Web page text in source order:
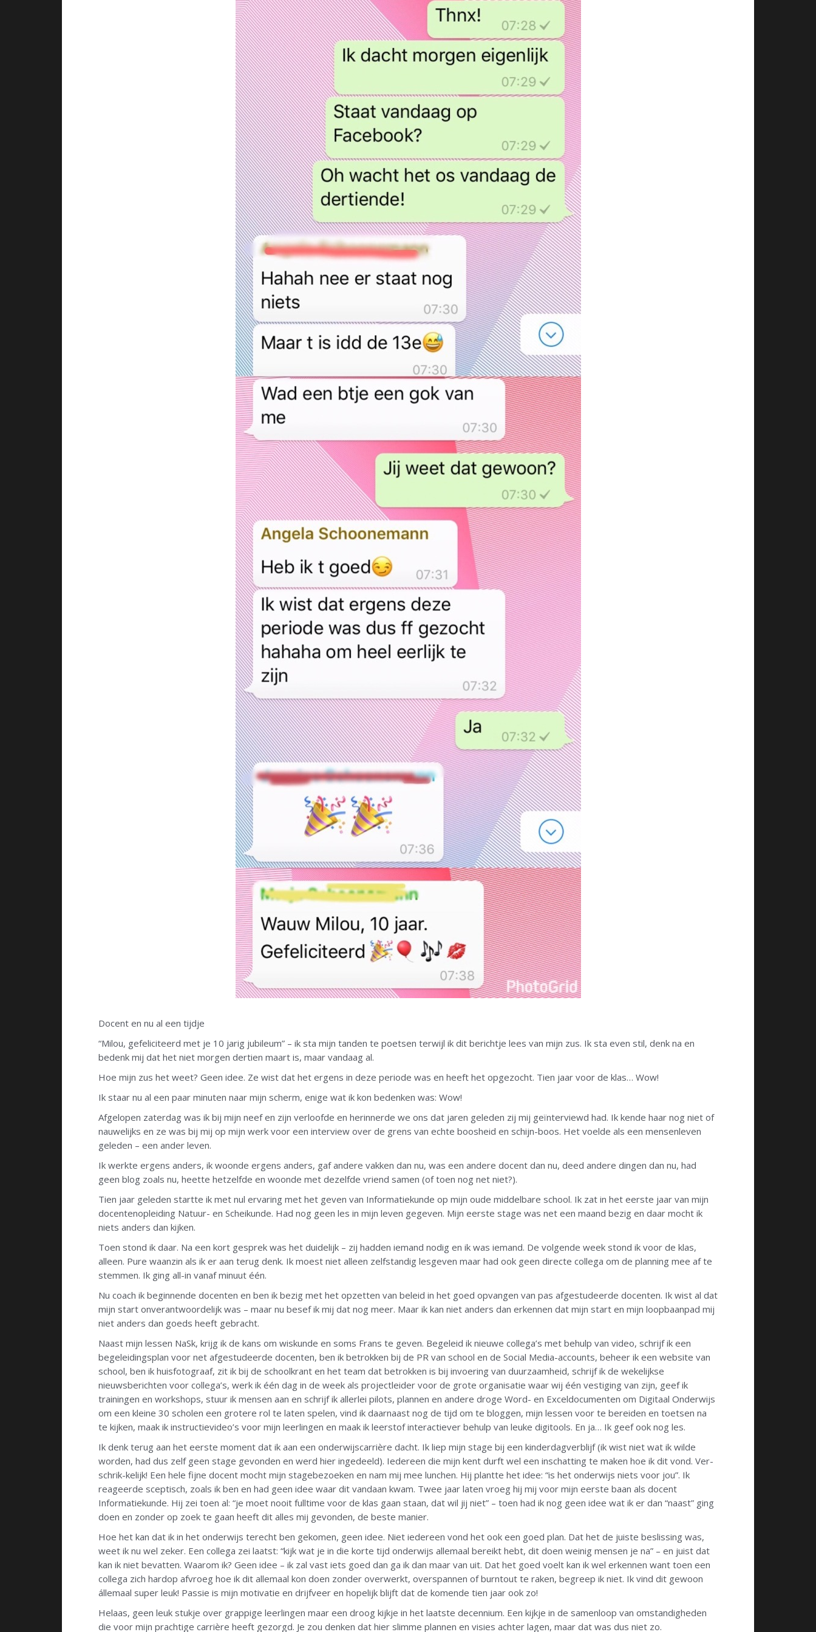
Docent en nu al een tijdje
“Milou, gefeliciteerd met je 10 jarig jubileum” – ik sta mijn tanden te poetsen terwijl ik dit berichtje lees van mijn zus. Ik sta even stil, denk na en
bedenk mij dat het niet morgen dertien maart is, maar vandaag al.
Hoe mijn zus het weet? Geen idee. Ze wist dat het ergens in deze periode was en heeft het opgezocht. Tien jaar voor de klas… Wow!
Ik staar nu al een paar minuten naar mijn scherm, enige wat ik kon bedenken was: Wow!
Afgelopen zaterdag was ik bij mijn neef en zijn verloofde en herinnerde we ons dat jaren geleden zij mij geïnterviewd had. Ik kende haar nog niet of
nauwelijks en ze was bij mij op mijn werk voor een interview over de grens van echte boosheid en schijn-boos. Het voelde als een mensenleven
geleden – een ander leven.
Ik werkte ergens anders, ik woonde ergens anders, gaf andere vakken dan nu, was een andere docent dan nu, deed andere dingen dan nu, had
geen blog zoals nu, heette hetzelfde en woonde met dezelfde vriend samen (of toen nog net niet?).
Tien jaar geleden startte ik met nul ervaring met het geven van Informatiekunde op mijn oude middelbare school. Ik zat in het eerste jaar van mijn
docentenopleiding Natuur- en Scheikunde. Had nog geen les in mijn leven gegeven. Mijn eerste stage was net een maand bezig en daar mocht ik
niets anders dan kijken.
Toen stond ik daar. Na een kort gesprek was het duidelijk – zij hadden iemand nodig en ik was iemand. De volgende week stond ik voor de klas,
alleen. Pure waanzin als ik er aan terug denk. Ik moest niet alleen zelfstandig lesgeven maar had ook geen directe collega om de planning mee af te
stemmen. Ik ging all-in vanaf minuut één.
Nu coach ik beginnende docenten en ben ik bezig met het opzetten van beleid in het goed opvangen van pas afgestudeerde docenten. Ik wist al dat
mijn start onverantwoordelijk was – maar nu besef ik mij dat nog meer. Maar ik kan niet anders dan erkennen dat mijn start en mijn loopbaanpad mij
niet anders dan goeds heeft gebracht.
Naast mijn lessen NaSk, krijg ik de kans om wiskunde en soms Frans te geven. Begeleid ik nieuwe collega’s met behulp van video, schrijf ik een
begeleidingsplan voor net afgestudeerde docenten, ben ik betrokken bij de PR van school en de Social Media-accounts, beheer ik een website van
school, ben ik huisfotograaf, zit ik bij de schoolkrant en het team dat betrokken is bij invoering van duurzaamheid, schrijf ik de wekelijkse
nieuwsberichten voor collega’s, werk ik één dag in de week als projectleider voor de grote organisatie waar wij één vestiging van zijn, geef ik
trainingen en workshops, stuur ik mensen aan en schrijf ik allerlei pilots, plannen en andere droge Word- en Exceldocumenten om Digitaal Onderwijs
om een kleine 30 scholen een grotere rol te laten spelen, vind ik daarnaast nog de tijd om te bloggen, mijn lessen voor te bereiden en toetsen na
te kijken, maak ik instructievideo’s voor mijn leerlingen en maak ik leerstof interactiever behulp van leuke digitools. En ja… Ik geef ook nog les.
Ik denk terug aan het eerste moment dat ik aan een onderwijscarrière dacht. Ik liep mijn stage bij een kinderdagverblijf (ik wist niet wat ik wilde
worden, had dus zelf geen stage gevonden en werd hier ingedeeld). Iedereen die mijn kent durft wel een inschatting te maken hoe ik dit vond. Ver-
schrik-kelijk! Een hele fijne docent mocht mijn stagebezoeken en nam mij mee lunchen. Hij plantte het idee: “is het onderwijs niets voor jou”. Ik
reageerde sceptisch, zoals ik ben en had geen idee waar dit vandaan kwam. Twee jaar laten vroeg hij mij voor mijn eerste baan als docent
Informatiekunde. Hij zei toen al: “je moet nooit fulltime voor de klas gaan staan, dat wil jij niet” – toen had ik nog geen idee wat ik er dan “naast” ging
doen en zonder op zoek te gaan heeft dit alles mij gevonden, de beste manier.
Hoe het kan dat ik in het onderwijs terecht ben gekomen, geen idee. Niet iedereen vond het ook een goed plan. Dat het de juiste beslissing was,
weet ik nu wel zeker. Een collega zei laatst: “kijk wat je in die korte tijd onderwijs allemaal bereikt hebt, dit doen weinig mensen je na” – en juist dat
kan ik niet bevatten. Waarom ik? Geen idee – ik zal vast iets goed dan ga ik dan maar van uit. Dat het goed voelt kan ik wel erkennen want toen een
collega zich hardop afvroeg hoe ik dit allemaal kon doen zonder overwerkt, overspannen of burntout te raken, begreep ik niet. Ik vind dit gewoon
állemaal super leuk! Passie is mijn motivatie en drijfveer en hopelijk blijft dat de komende tien jaar ook zo!
Helaas, geen leuk stukje over grappige leerlingen maar een droog kijkje in het laatste decennium. Een kijkje in de samenloop van omstandigheden
die voor mijn prachtige carrière heeft gezorgd. Je zou denken dat hier slimme plannen en visies achter lagen, maar dat was dus niet zo.